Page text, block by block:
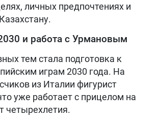
личных предпочтениях и
и работа с Урмановым
тем стала подготовка к
играм 2030 года. На
из Италии фигурист
уже работает с прицелом на
четырехлетия.